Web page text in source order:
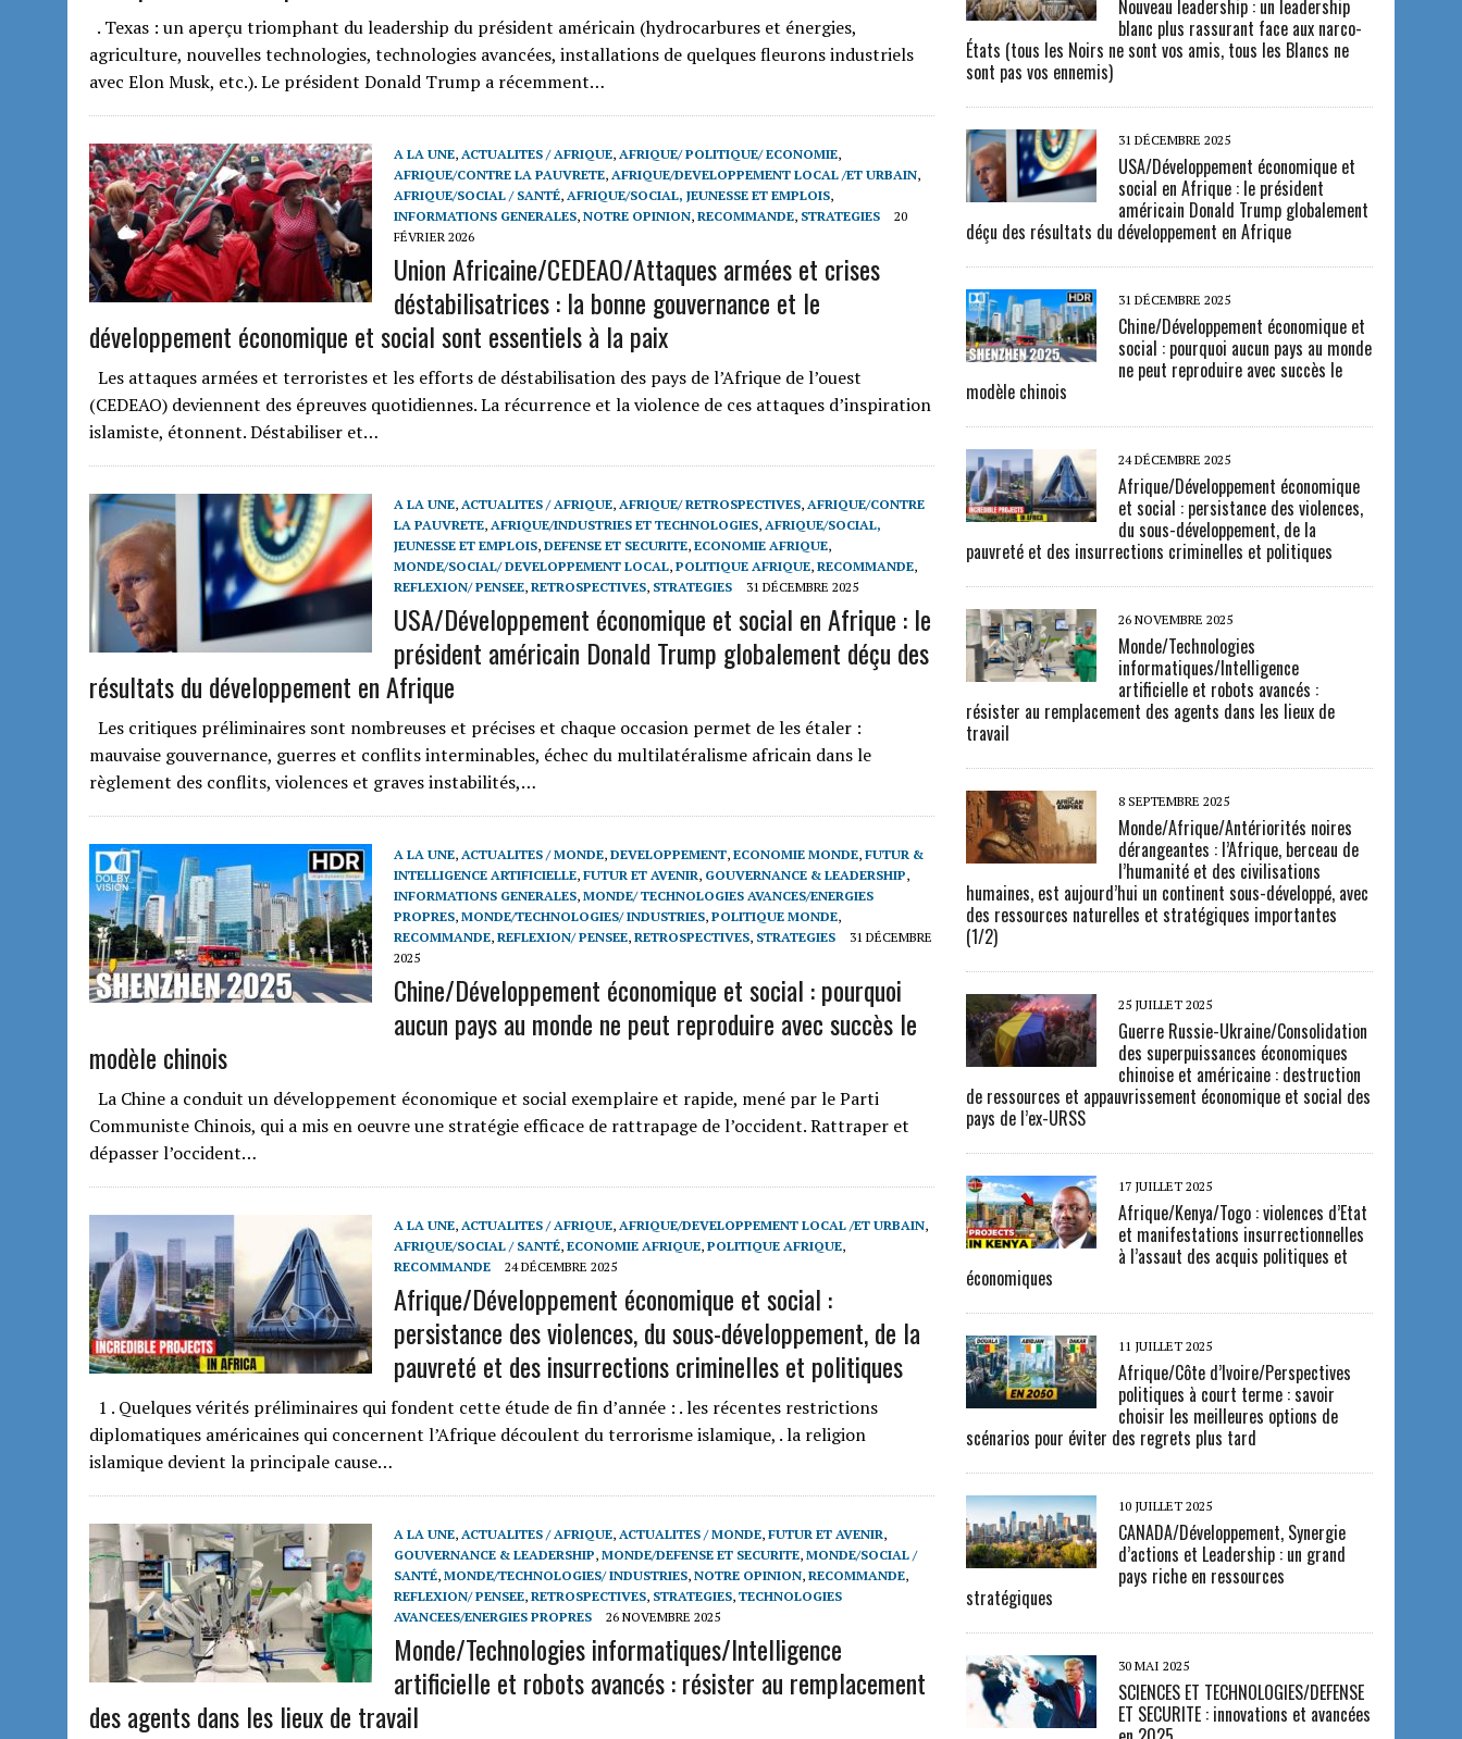
. Texas : un aperçu triomphant du leadership du président américain (hydrocarbures et énergies,
agriculture, nouvelles technologies, technologies avancées, installations de quelques fleurons industriels
avec Elon Musk, etc.). Le président Donald Trump a récemment…
A LA UNE, ACTUALITES / AFRIQUE, AFRIQUE/ POLITIQUE/ ECONOMIE,
AFRIQUE/CONTRE LA PAUVRETE, AFRIQUE/DEVELOPPEMENT LOCAL /ET URBAIN,
AFRIQUE/SOCIAL / SANTÉ, AFRIQUE/SOCIAL, JEUNESSE ET EMPLOIS,
INFORMATIONS GENERALES, NOTRE OPINION, RECOMMANDE, STRATEGIES
20
FÉVRIER 2026
Union Africaine/CEDEAO/Attaques armées et crises
déstabilisatrices : la bonne gouvernance et le
développement économique et social sont essentiels à la paix
Les attaques armées et terroristes et les efforts de déstabilisation des pays de l’Afrique de l’ouest
(CEDEAO) deviennent des épreuves quotidiennes. La récurrence et la violence de ces attaques d’inspiration
islamiste, étonnent. Déstabiliser et…
A LA UNE, ACTUALITES / AFRIQUE, AFRIQUE/ RETROSPECTIVES, AFRIQUE/CONTRE
LA PAUVRETE, AFRIQUE/INDUSTRIES ET TECHNOLOGIES, AFRIQUE/SOCIAL,
JEUNESSE ET EMPLOIS, DEFENSE ET SECURITE, ECONOMIE AFRIQUE,
MONDE/SOCIAL/ DEVELOPPEMENT LOCAL, POLITIQUE AFRIQUE, RECOMMANDE,
REFLEXION/ PENSEE, RETROSPECTIVES, STRATEGIES 31 DÉCEMBRE 2025
USA/Développement économique et social en Afrique : le
président américain Donald Trump globalement déçu des
résultats du développement en Afrique
Les critiques préliminaires sont nombreuses et précises et chaque occasion permet de les étaler :
mauvaise gouvernance, guerres et conflits interminables, échec du multilatéralisme africain dans le
règlement des conflits, violences et graves instabilités,…
A LA UNE, ACTUALITES / MONDE, DEVELOPPEMENT, ECONOMIE MONDE, FUTUR &
INTELLIGENCE ARTIFICIELLE, FUTUR ET AVENIR, GOUVERNANCE & LEADERSHIP,
INFORMATIONS GENERALES, MONDE/ TECHNOLOGIES AVANCES/ENERGIES
PROPRES, MONDE/TECHNOLOGIES/ INDUSTRIES, POLITIQUE MONDE,
RECOMMANDE, REFLEXION/ PENSEE, RETROSPECTIVES, STRATEGIES
31 DÉCEMBRE
2025
Chine/Développement économique et social : pourquoi
aucun pays au monde ne peut reproduire avec succès le
modèle chinois
La Chine a conduit un développement économique et social exemplaire et rapide, mené par le Parti
Communiste Chinois, qui a mis en oeuvre une stratégie efficace de rattrapage de l’occident. Rattraper et
dépasser l’occident…
A LA UNE, ACTUALITES / AFRIQUE, AFRIQUE/DEVELOPPEMENT LOCAL /ET URBAIN,
AFRIQUE/SOCIAL / SANTÉ, ECONOMIE AFRIQUE, POLITIQUE AFRIQUE,
RECOMMANDE
24 DÉCEMBRE 2025
Afrique/Développement économique et social :
persistance des violences, du sous-développement, de la
pauvreté et des insurrections criminelles et politiques
1 . Quelques vérités préliminaires qui fondent cette étude de fin d’année : . les récentes restrictions
diplomatiques américaines qui concernent l’Afrique découlent du terrorisme islamique, . la religion
islamique devient la principale cause…
A LA UNE, ACTUALITES / AFRIQUE, ACTUALITES / MONDE, FUTUR ET AVENIR,
GOUVERNANCE & LEADERSHIP, MONDE/DEFENSE ET SECURITE, MONDE/SOCIAL /
SANTÉ, MONDE/TECHNOLOGIES/ INDUSTRIES, NOTRE OPINION, RECOMMANDE,
REFLEXION/ PENSEE, RETROSPECTIVES, STRATEGIES, TECHNOLOGIES
AVANCEES/ENERGIES PROPRES
26 NOVEMBRE 2025
Monde/Technologies informatiques/Intelligence
artificielle et robots avancés : résister au remplacement
des agents dans les lieux de travail
Nouveau leadership : un leadership
blanc plus rassurant face aux narco-
États (tous les Noirs ne sont vos amis, tous les Blancs ne
sont pas vos ennemis)
31 DÉCEMBRE 2025
USA/Développement économique et
social en Afrique : le président
américain Donald Trump globalement
déçu des résultats du développement en Afrique
31 DÉCEMBRE 2025
Chine/Développement économique et
social : pourquoi aucun pays au monde
ne peut reproduire avec succès le
modèle chinois
24 DÉCEMBRE 2025
Afrique/Développement économique
et social : persistance des violences,
du sous-développement, de la
pauvreté et des insurrections criminelles et politiques
26 NOVEMBRE 2025
Monde/Technologies
informatiques/Intelligence
artificielle et robots avancés :
résister au remplacement des agents dans les lieux de
travail
8 SEPTEMBRE 2025
Monde/Afrique/Antériorités noires
dérangeantes : l’Afrique, berceau de
l’humanité et des civilisations
humaines, est aujourd’hui un continent sous-développé, avec
des ressources naturelles et stratégiques importantes
(1/2)
25 JUILLET 2025
Guerre Russie-Ukraine/Consolidation
des superpuissances économiques
chinoise et américaine : destruction
de ressources et appauvrissement économique et social des
pays de l’ex-URSS
17 JUILLET 2025
Afrique/Kenya/Togo : violences d’Etat
et manifestations insurrectionnelles
à l’assaut des acquis politiques et
économiques
11 JUILLET 2025
Afrique/Côte d’Ivoire/Perspectives
politiques à court terme : savoir
choisir les meilleures options de
scénarios pour éviter des regrets plus tard
10 JUILLET 2025
CANADA/Développement, Synergie
d’actions et Leadership : un grand
pays riche en ressources
stratégiques
30 MAI 2025
SCIENCES ET TECHNOLOGIES/DEFENSE
ET SECURITE : innovations et avancées